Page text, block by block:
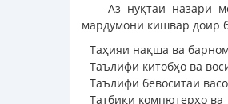
Аз нуқтаи назари
мардумони кишвар доир
Таҳияи нақша ва
Таълифи китобҳо ва
Таълифи бевоситаи
Татбиқи компютерҳо ва